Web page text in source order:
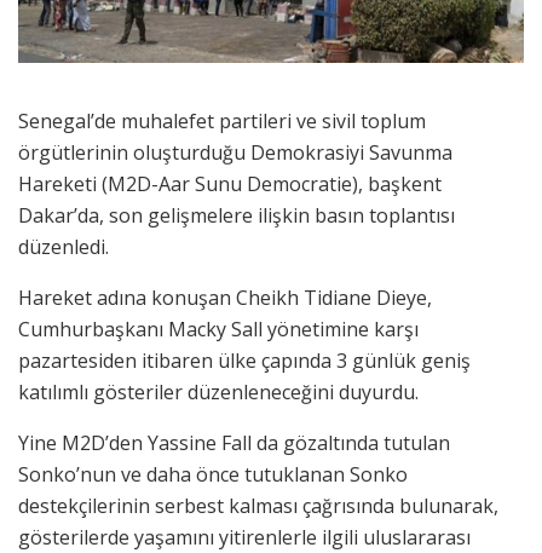
Senegal’de muhalefet partileri ve sivil toplum
örgütlerinin oluşturduğu Demokrasiyi Savunma
Hareketi (M2D-Aar Sunu Democratie), başkent
Dakar’da, son gelişmelere ilişkin basın toplantısı
düzenledi.
Hareket adına konuşan Cheikh Tidiane Dieye,
Cumhurbaşkanı Macky Sall yönetimine karşı
pazartesiden itibaren ülke çapında 3 günlük geniş
katılımlı gösteriler düzenleneceğini duyurdu.
Yine M2D’den Yassine Fall da gözaltında tutulan
Sonko’nun ve daha önce tutuklanan Sonko
destekçilerinin serbest kalması çağrısında bulunarak,
gösterilerde yaşamını yitirenlerle ilgili uluslararası